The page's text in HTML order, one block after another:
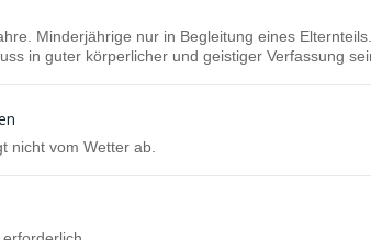
Minderjährige nur in Begleitung eines Elternteils.
in guter körperlicher und geistiger Verfassung
nicht vom Wetter ab.